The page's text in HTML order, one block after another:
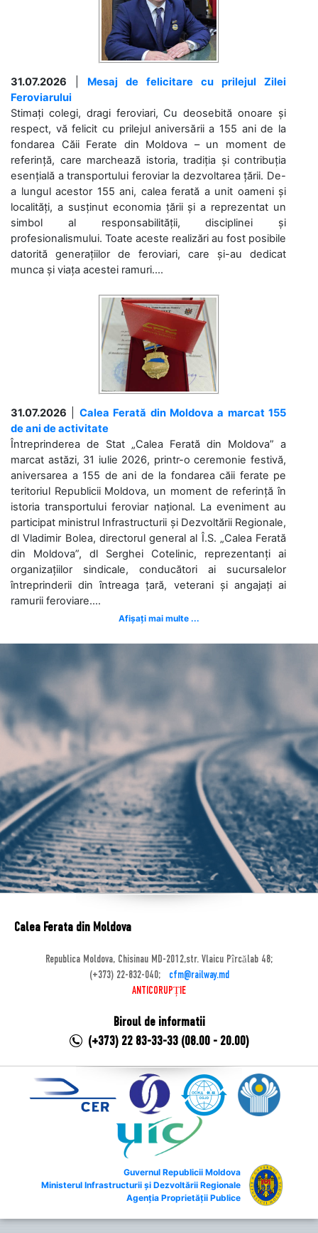
31.07.2026
Mesaj de felicitare cu prilejul Zilei
Feroviarului
Stimați colegi, dragi feroviari, Cu deosebită onoare și
respect, vă felicit cu prilejul aniversării a 155 ani de la
fondarea Căii Ferate din Moldova – un moment de
referință, care marchează istoria, tradiția și contribuția
esențială a transportului feroviar la dezvoltarea țării. De-
a lungul acestor 155 ani, calea ferată a unit oameni și
localități, a susținut economia țării și a reprezentat un
simbol al responsabilității, disciplinei și
profesionalismului. Toate aceste realizări au fost posibile
datorită generațiilor de feroviari, care și-au dedicat
munca și viața acestei ramuri....
31.07.2026
Calea Ferată din Moldova a marcat 155
de ani de activitate
Întreprinderea de Stat „Calea Ferată din Moldova” a
marcat astăzi, 31 iulie 2026, printr-o ceremonie festivă,
aniversarea a 155 de ani de la fondarea căii ferate pe
teritoriul Republicii Moldova, un moment de referință în
istoria transportului feroviar național. La eveniment au
participat ministrul Infrastructurii și Dezvoltării Regionale,
dl Vladimir Bolea, directorul general al Î.S. „Calea Ferată
din Moldova”, dl Serghei Cotelinic, reprezentanți ai
organizațiilor sindicale, conducători ai sucursalelor
întreprinderii din întreaga țară, veterani și angajați ai
ramurii feroviare....
Afișați mai multe ...
Calea Ferata din Moldova
Republica Moldova, Chisinau MD-2012,str. Vlaicu Pîrcălab 48;
(+373) 22-832-040;
cfm@railway.md
ANTICORUPȚIE
Biroul de informatii
(+373) 22 83-33-33 (08.00 - 20.00)
Guvernul Republicii Moldova
Ministerul Infrastructurii și Dezvoltării Regionale
Agenția Proprietății Publice